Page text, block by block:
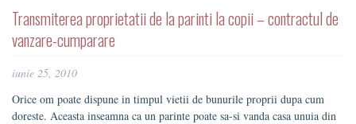
Transmiterea proprietatii de la parinti la copii – contractul de
vanzare-cumparare
iunie 25, 2010
Orice om poate dispune in timpul vietii de bunurile proprii dupa cum
doreste. Aceasta inseamna ca un parinte poate sa-si vanda casa unuia din